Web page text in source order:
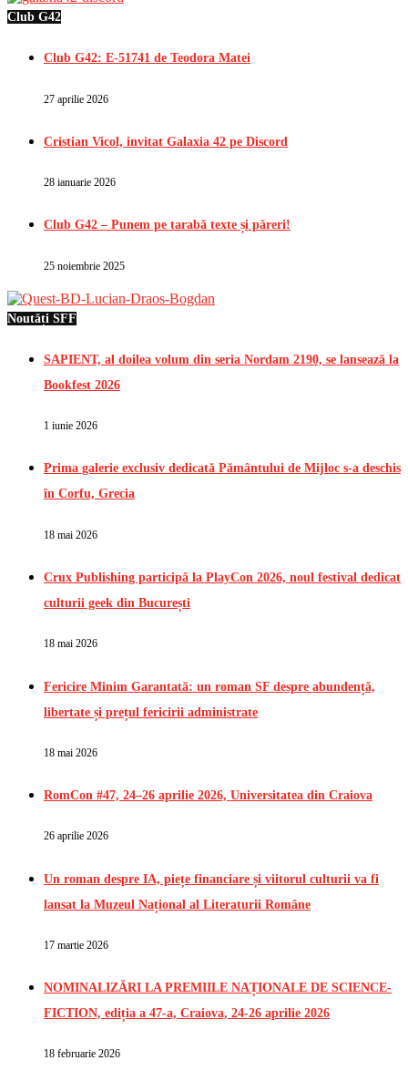
Club G42
Club G42: E-51741 de Teodora Matei
27 aprilie 2026
Cristian Vicol, invitat Galaxia 42 pe Discord
28 ianuarie 2026
Club G42 – Punem pe tarabă texte și păreri!
25 noiembrie 2025
Noutăți SFF
SAPIENT, al doilea volum din seria Nordam 2190, se lansează la
Bookfest 2026
1 iunie 2026
Prima galerie exclusiv dedicată Pământului de Mijloc s-a deschis
în Corfu, Grecia
18 mai 2026
Crux Publishing participă la PlayCon 2026, noul festival dedicat
culturii geek din București
18 mai 2026
Fericire Minim Garantată: un roman SF despre abundență,
libertate și prețul fericirii administrate
18 mai 2026
RomCon #47, 24–26 aprilie 2026, Universitatea din Craiova
26 aprilie 2026
Un roman despre IA, piețe financiare și viitorul culturii va fi
lansat la Muzeul Național al Literaturii Române
17 martie 2026
NOMINALIZĂRI LA PREMIILE NAȚIONALE DE SCIENCE-
FICTION, ediția a 47-a, Craiova, 24-26 aprilie 2026
18 februarie 2026